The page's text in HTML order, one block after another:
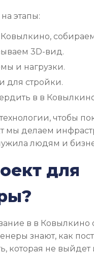
этапы:
Ковылкино,
3D-вид.
и нагрузки.
для стройки.
в в
чтобы
мы делаем
людям и
для
в в
знают, как
которая не